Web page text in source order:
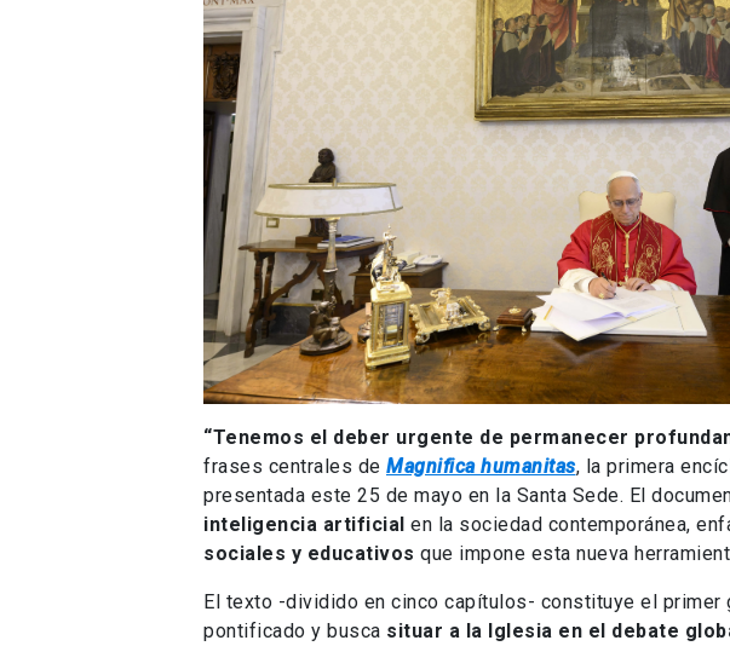
“Tenemos el deber urgente de permanecer
frases centrales de Magnifica humanitas, la primera
presentada este 25 de mayo en la Santa Sede. El
inteligencia artificial en la sociedad contemporánea,
sociales y educativos que impone esta nueva
El texto -dividido en cinco capítulos- constituye el primer
pontificado y busca situar a la Iglesia en el debate